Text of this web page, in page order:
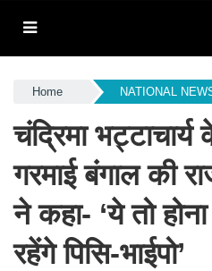
Home NATIONAL
चंद्रिमा
गरमाई बंगाल की
ने कहा- ‘ये तो
रहेंगे पिसि-भाईपो’